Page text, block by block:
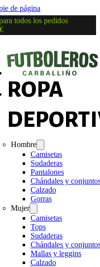
de página
todos los pedidos
ROPA
Hombre
Camisetas
Sudaderas
Pantalones
Chándales y
Calzado
Gorras
Mujer
Camisetas
Tops
Sudaderas
Chándales y
Mallas y leggins
Calzado